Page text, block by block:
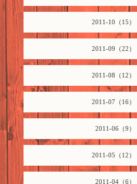
2011-10（15）
2011-09（22）
2011-08（12）
2011-07（16）
2011-06（9）
2011-05（12）
2011-04（6）